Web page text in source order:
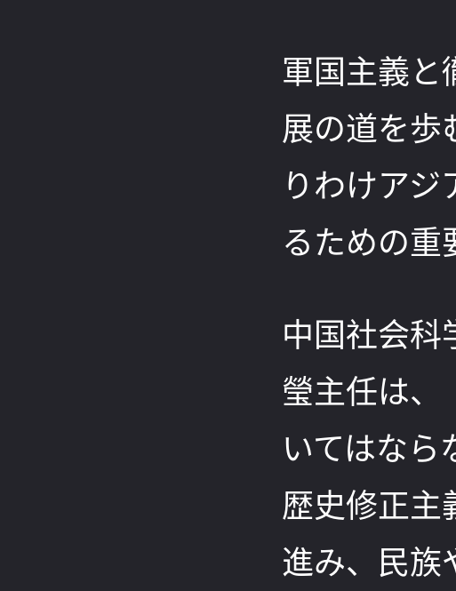
軍国主義と
展の道を歩
りわけア
るための重
中国社会科
瑩主任は、
いてはなら
歴史修正主
進み、民族